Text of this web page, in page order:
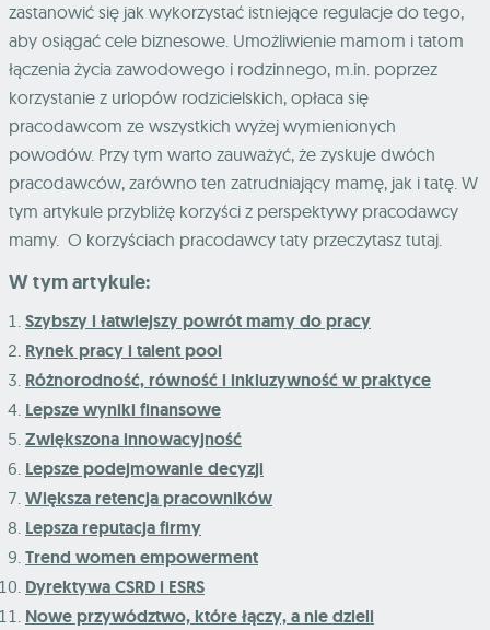
zastanowić się jak wykorzystać istniejące regulacje do tego,
aby osiągać cele biznesowe. Umożliwienie mamom i tatom
łączenia życia zawodowego i rodzinnego, m.in. poprzez
korzystanie z urlopów rodzicielskich, opłaca się
pracodawcom ze wszystkich wyżej wymienionych
powodów. Przy tym warto zauważyć, że zyskuje dwóch
pracodawców, zarówno ten zatrudniający mamę, jak i tatę. W
tym artykule przybliżę korzyści z perspektywy pracodawcy
mamy. O korzyściach pracodawcy taty przeczytasz tutaj.
W tym artykule:
Szybszy i łatwiejszy powrót mamy do pracy
Rynek pracy i talent pool
Różnorodność, równość i inkluzywność w praktyce
Lepsze wyniki finansowe
Zwiększona innowacyjność
Lepsze podejmowanie decyzji
Większa retencja pracowników
Lepsza reputacja firmy
Trend women empowerment
Dyrektywa CSRD i ESRS
Nowe przywództwo, które łączy, a nie dzieli